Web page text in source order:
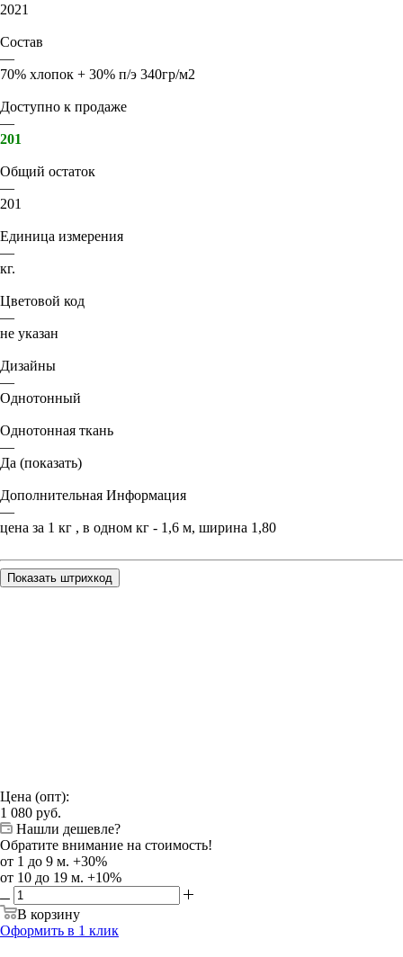
2021
Состав
—
70% хлопок + 30% п/э 340гр/м2
Доступно к продаже
—
201
Общий остаток
—
201
Единица измерения
—
кг.
Цветовой код
—
не указан
Дизайны
—
Однотонный
Однотонная ткань
—
Да (показать)
Дополнительная Информация
—
цена за 1 кг , в одном кг - 1,6 м, ширина 1,80
Показать штрихкод
Цена (опт):
1 080 руб.
Нашли дешевле?
Обратите внимание на стоимость!
от 1 до 9 м. +30%
от 10 до 19 м. +10%
В корзину
Оформить в 1 клик